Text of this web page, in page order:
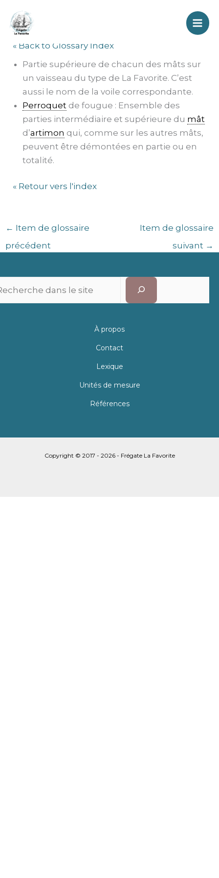
contenu
Perroquet
« Back to Glossary Index
Partie supérieure de chacun des mâts sur
un vaisseau du type de La Favorite. C’est
aussi le nom de la voile correspondante.
Perroquet de fougue : Ensemble des
parties intermédiaire et supérieure du mât
d’artimon qui, comme sur les autres mâts,
peuvent être démontées en partie ou en
totalité.
« Retour vers l'index
← Item de glossaire
précédent
Item de glossaire
suivant →
À propos
Contact
Lexique
Unités de mesure
Références
Copyright © 2017 - 2026 - Frégate La Favorite